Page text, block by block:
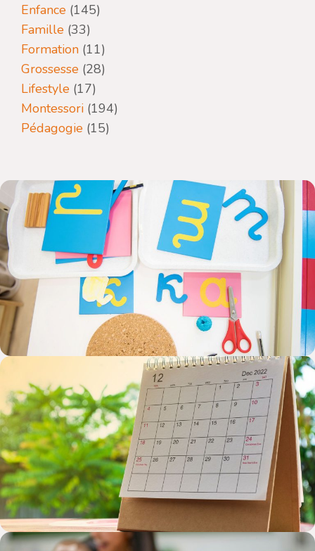
Enfance (145)
Famille (33)
Formation (11)
Grossesse (28)
Lifestyle (17)
Montessori (194)
Pédagogie (15)